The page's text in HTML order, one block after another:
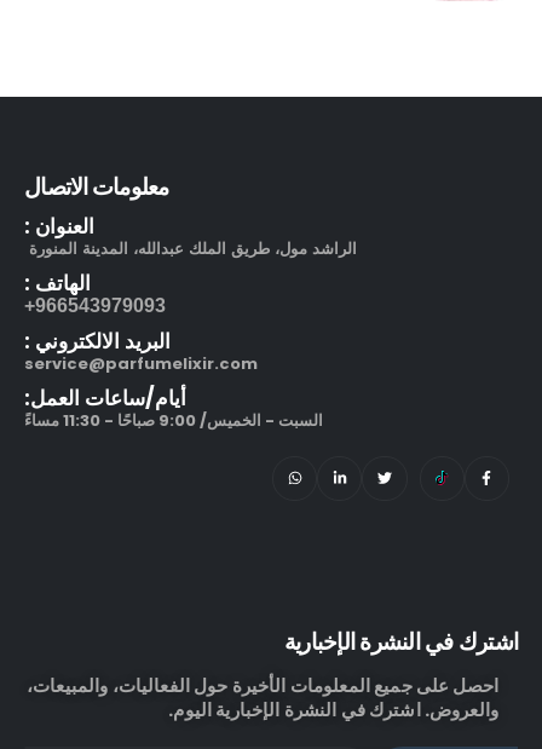
معلومات الاتصال
العنوان :
الراشد مول، طريق الملك عبدالله، المدينة المنورة
الهاتف :
966543979093+
البريد الالكتروني :
service@parfumelixir.com
أيام/ساعات العمل:
السبت - الخميس/ 9:00 صباحًا - 11:30 مساءً
اشترك في النشرة الإخبارية
احصل على جميع المعلومات الأخيرة حول الفعاليات، والمبيعات،
والعروض. اشترك في النشرة الإخبارية اليوم.